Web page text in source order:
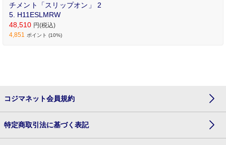
チメント「スリップオン」 2
5. H11ESLMRW
48,510 円(税込)
4,851 ポイント (10%)
コジマネット会員規約
特定商取引法に基づく表記